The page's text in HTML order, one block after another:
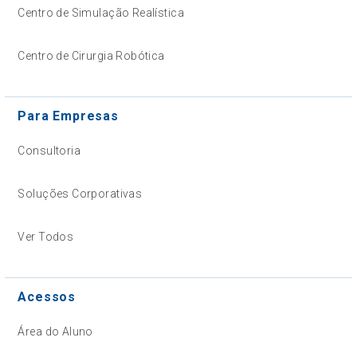
Centro de Simulação Realística
Centro de Cirurgia Robótica
Para Empresas
Consultoria
Soluções Corporativas
Ver Todos
Acessos
Área do Aluno